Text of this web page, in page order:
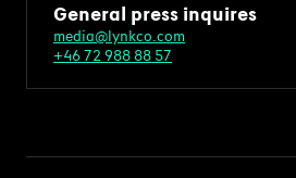
General press inquires
media@lynkco.com
+46 72 988 88 57